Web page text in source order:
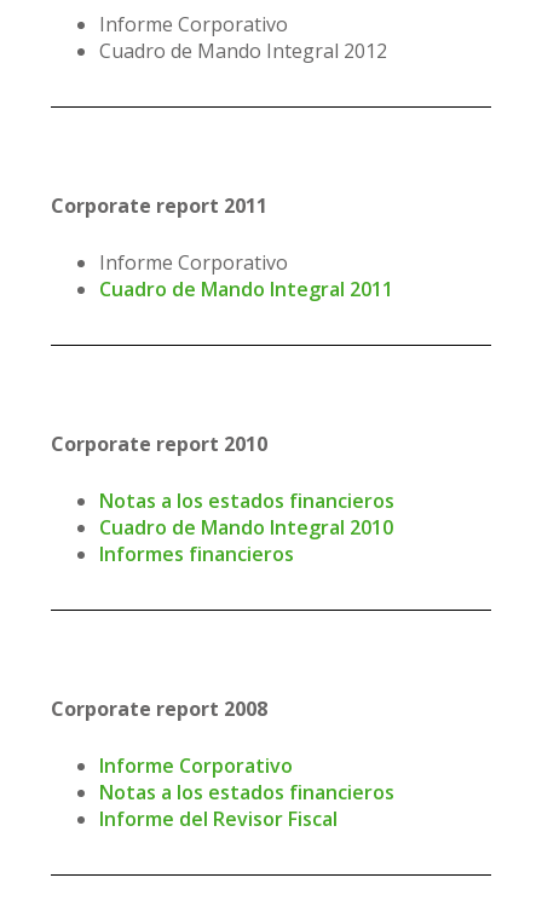
Informe Corporativo
Cuadro de Mando Integral 2012
Corporate report 2011
Informe Corporativo
Cuadro de Mando Integral 2011
Corporate report 2010
Notas a los estados financieros
Cuadro de Mando Integral 2010
Informes financieros
Corporate report 2008
Informe Corporativo
Notas a los estados financieros
Informe del Revisor Fiscal